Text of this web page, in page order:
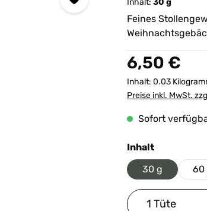
Inhalt: 30 g
Feines
Regulärer Preis:
6,50 €
Inhalt: 0.03
Preise inkl. MwSt.
Sofort
Inhaltauswählen
30 g
60
Produkt